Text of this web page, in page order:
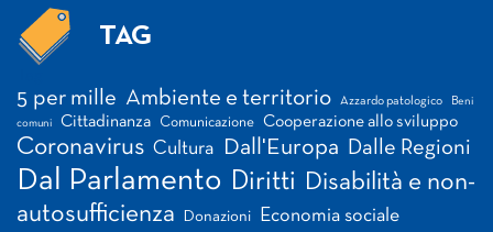
TAG
5 per mille Ambiente e territorio Azzardo patologico Beni
comuni Cittadinanza Comunicazione Cooperazione allo sviluppo
Coronavirus Cultura Dall'Europa Dalle Regioni
Dal Parlamento Diritti Disabilità e non-
autosufficienza
Donazioni Economia sociale